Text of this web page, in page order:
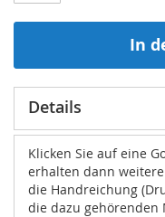
In
Details
Klicken Sie auf eine
erhalten dann
die Handreichung
die dazu gehörenden